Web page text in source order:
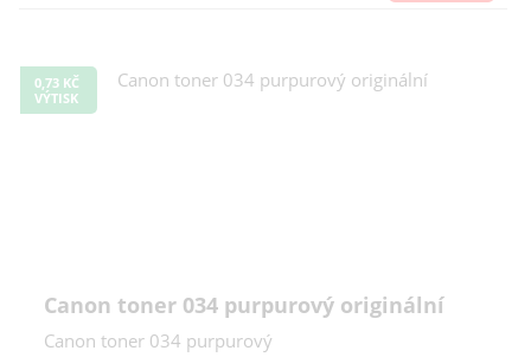
0,73 KČ
VÝTISK
Canon toner 034 purpurový originální
Canon toner 034 purpurový